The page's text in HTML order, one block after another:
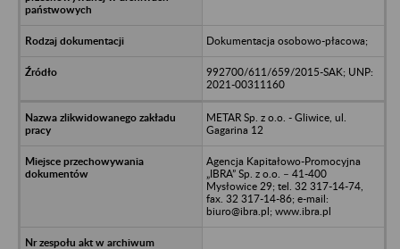
Dokumentacja osobowo-płacowa;
992700/611/659/2015-SAK; UNP:
2021-00311160
METAR Sp. z o.o. - Gliwice, ul.
Gagarina 12
Agencja Kapitałowo-Promocyjna
„IBRA” Sp. z o.o. – 41-400
Mysłowice 29; tel. 32 317-14-74,
fax. 32 317-14-86; e-mail:
biuro@ibra.pl; www.ibra.pl